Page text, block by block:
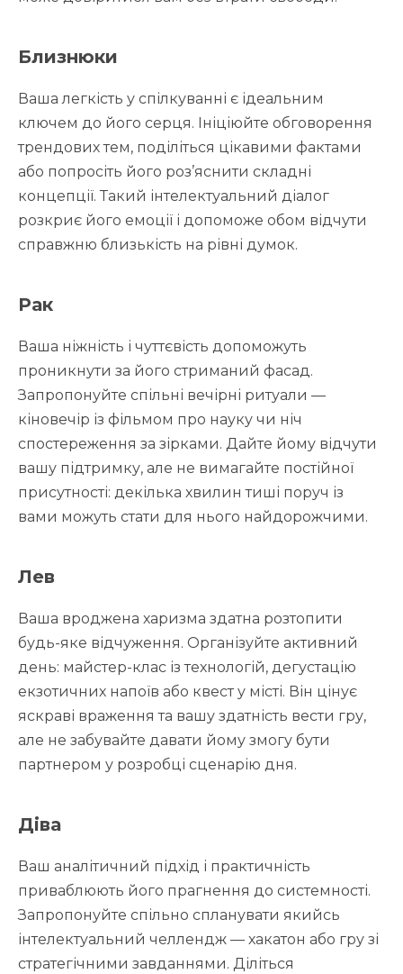
Близнюки
Ваша легкість у спілкуванні є ідеальним
ключем до його серця. Ініціюйте обговорення
трендових тем, поділіться цікавими фактами
або попросіть його роз’яснити складні
концепції. Такий інтелектуальний діалог
розкриє його емоції і допоможе обом відчути
справжню близькість на рівні думок.
Рак
Ваша ніжність і чуттєвість допоможуть
проникнути за його стриманий фасад.
Запропонуйте спільні вечірні ритуали —
кіновечір із фільмом про науку чи ніч
спостереження за зірками. Дайте йому відчути
вашу підтримку, але не вимагайте постійної
присутності: декілька хвилин тиші поруч із
вами можуть стати для нього найдорожчими.
Лев
Ваша вроджена харизма здатна розтопити
будь-яке відчуження. Організуйте активний
день: майстер-клас із технологій, дегустацію
екзотичних напоїв або квест у місті. Він цінує
яскраві враження та вашу здатність вести гру,
але не забувайте давати йому змогу бути
партнером у розробці сценарію дня.
Діва
Ваш аналітичний підхід і практичність
приваблюють його прагнення до системності.
Запропонуйте спільно спланувати якийсь
інтелектуальний челлендж — хакатон або гру зі
стратегічними завданнями. Діліться